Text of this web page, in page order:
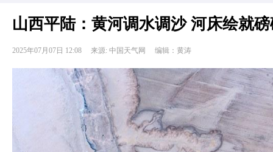
山西平陆：黄河调水调沙 河床绘就
2025年07月07日 12:08 来源: 中国天气网 编辑：黄涛